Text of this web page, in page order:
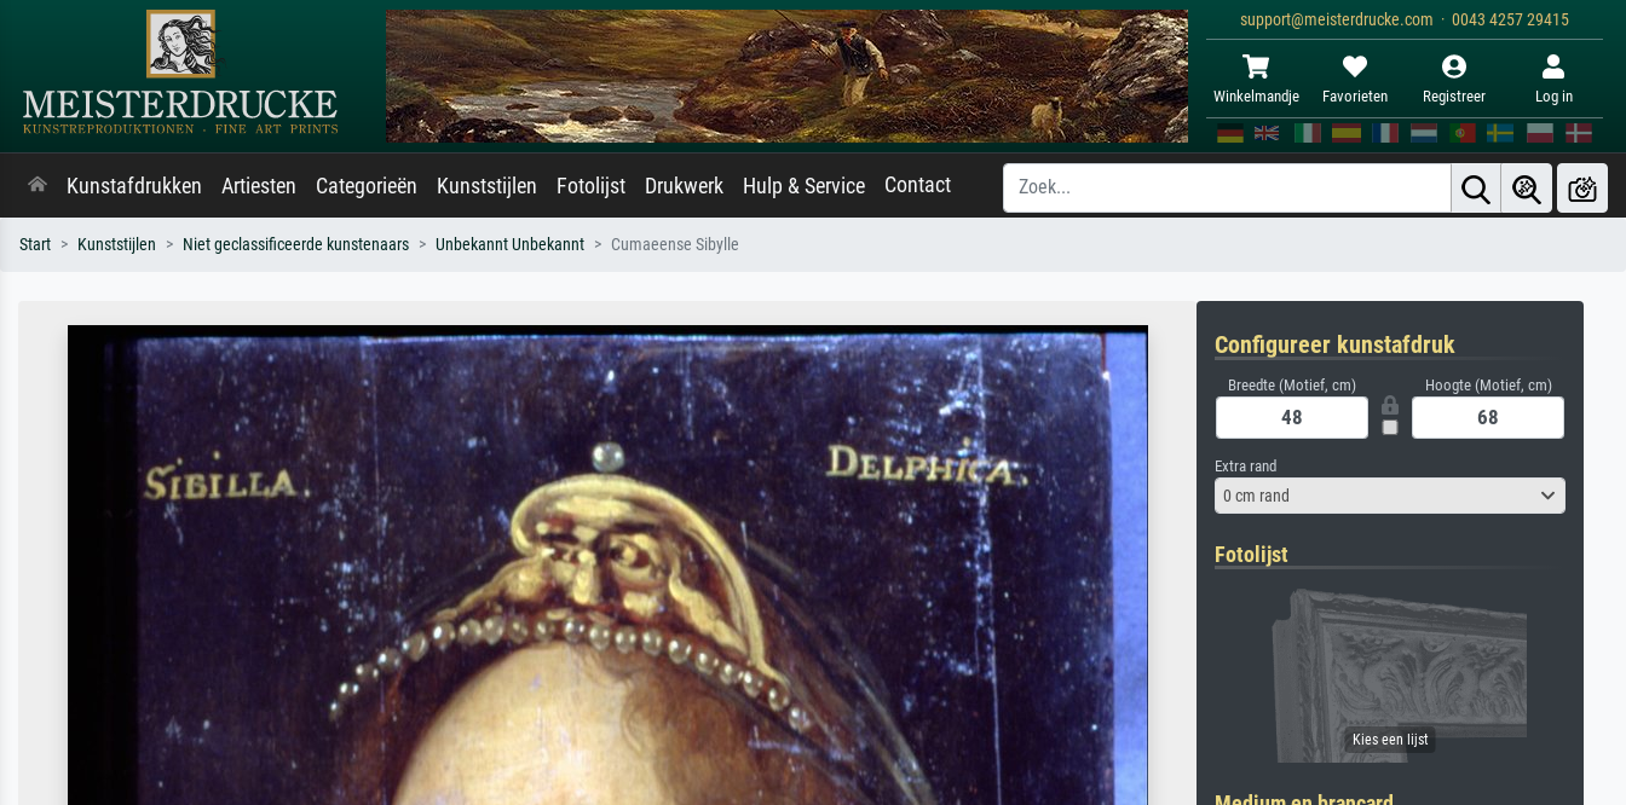
support@meisterdrucke.com · 0043 4257 29415
Winkelmandje Favorieten Registreer Log in
Kunstafdrukken Artiesten Categorieën Kunststijlen Fotolijst Drukwerk Hulp & Service Contact
Start Kunststijlen Niet geclassificeerde kunstenaars Unbekannt Unbekannt Cumaeense Sibylle
Configureer kunstafdruk
Breedte (Motief, cm) Hoogte (Motief, cm)
Extra rand
0 cm rand
Fotolijst